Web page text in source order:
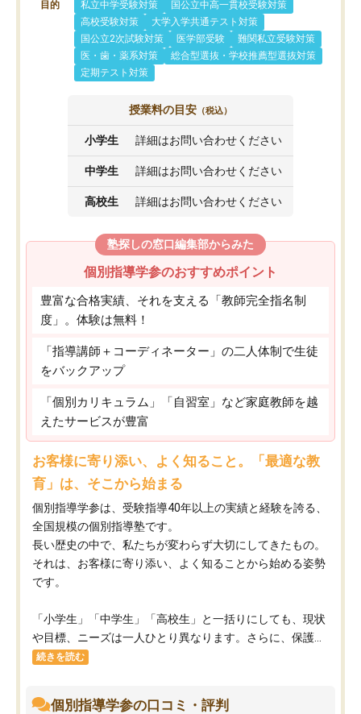
目的 私立中学受験対策
国公立中高一貫校受験対策
高校受験対策
大学入学共通テスト対策
国公立2次試験対策
医学部受験
難関私立受験対策
医・歯・薬系対策
総合型選抜・学校推薦型選抜対策
定期テスト対策
授業料の目安 （税込）
小学生 詳細はお問い合わせください
中学生 詳細はお問い合わせください
高校生 詳細はお問い合わせください
塾探しの窓口編集部からみた
個別指導学参のおすすめポイント
豊富な合格実績、それを支える「教師完全指名制
度」。体験は無料！
「指導講師＋コーディネーター」の二人体制で生徒
をバックアップ
「個別カリキュラム」「自習室」など家庭教師を越
えたサービスが豊富
お客様に寄り添い、よく知ること。「最適な教
育」は、そこから始まる
個別指導学参は、受験指導40年以上の実績と経験を誇る、
全国規模の個別指導塾です。
長い歴史の中で、私たちが変わらず大切にしてきたもの。
それは、お客様に寄り添い、よく知ることから始める姿勢
です。
「小学生」「中学生」「高校生」と一括りにしても、現状
や目標、ニーズは一人ひとり異なります。さらに、保護...
続きを読む
個別指導学参の口コミ・評判